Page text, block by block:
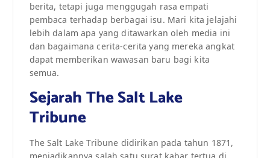
berita, tetapi juga menggugah rasa empati
pembaca terhadap berbagai isu. Mari kita jelajahi
lebih dalam apa yang ditawarkan oleh media ini
dan bagaimana cerita-cerita yang mereka angkat
dapat memberikan wawasan baru bagi kita
semua.
Sejarah The Salt Lake
Tribune
The Salt Lake Tribune didirikan pada tahun 1871,